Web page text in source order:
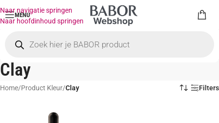
Naar navigatie springen
Naar hoofdinhoud springen
MENU
Clay
Home/Product Kleur/Clay Filters